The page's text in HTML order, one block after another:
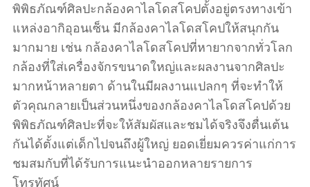
พิพิธภัณฑ์ศิลปะกล้องคาไลโดสโคปตั้งอยู่ตรงทางเข้า
แหล่งอากิอุอนเซ็น มีกล้องคาไลโดสโคปให้สนุกกัน
มากมาย เช่น กล้องคาไลโดสโคปที่หายากจากทั่วโลก
กล้องที่ใส่เครื่องจักรขนาดใหญ่และผลงานจากศิลปะ
มากหน้าหลายตา ด้านในมีผลงานแปลกๆ ที่จะทำให้
ตัวคุณกลายเป็นส่วนหนึ่งของกล้องคาไลโดสโคปด้วย
พิพิธภัณฑ์ศิลปะที่จะให้สัมผัสและชมได้จริงจึงตื่นเต้น
กันได้ตั้งแต่เด็กไปจนถึงผู้ใหญ่ ยอดเยี่ยมควรค่าแก่การ
ชมสมกับที่ได้รับการแนะนำออกหลายรายการ
โทรทัศน์